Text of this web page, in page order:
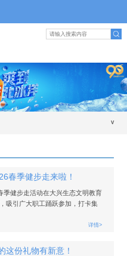
春季健步走来啦！
季健步走活动在大兴生态文明教育
吸引广大职工踊跃参加，打卡集
详情>
这份礼物有新意！